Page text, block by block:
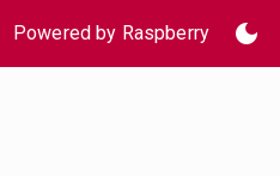
Powered by Raspberry Pi 4dark_mode